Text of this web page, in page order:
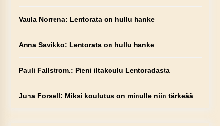
Vaula Norrena: Lentorata on hullu hanke
Anna Savikko: Lentorata on hullu hanke
Pauli Fallstrom.: Pieni iltakoulu Lentoradasta
Juha Forsell: Miksi koulutus on minulle niin tärkeää